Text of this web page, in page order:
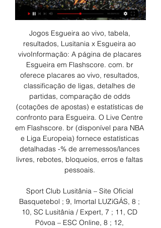
Jogos Esgueira ao vivo, tabela,
resultados, Lusitania x Esgueira ao
vivoInformação: A página de placares
Esgueira em Flashscore. com. br
oferece placares ao vivo, resultados,
classificação de ligas, detalhes de
partidas, comparação de odds
(cotações de apostas) e estatísticas de
confronto para Esgueira. O Live Centre
em Flashscore. br (disponível para NBA
e Liga Europeia) fornece estatísticas
detalhadas -% de arremessos/lances
livres, rebotes, bloqueios, erros e faltas
pessoais.
Sport Club Lusitânia – Site Oficial
Basquetebol ; 9, Imortal LUZiGÁS, 8 ;
10, SC Lusitânia / Expert, 7 ; 11, CD
Póvoa – ESC Online, 8 ; 12,